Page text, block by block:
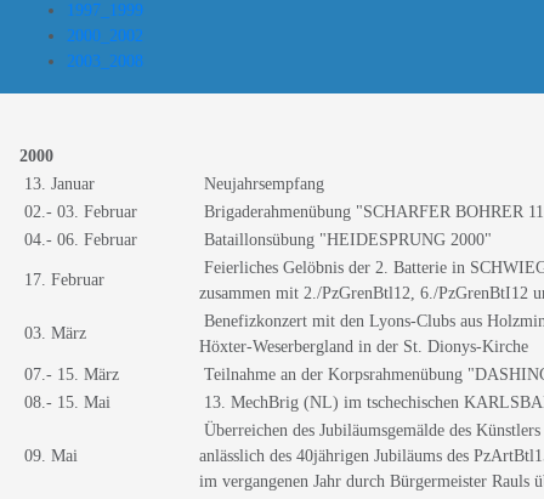
1997_1999
2000_2002
2003_2008
2000
13. Januar
Neujahrsempfang
02.- 03. Februar
Brigaderahmenübung "SCHARFER BOHRER
04.- 06. Februar
Bataillonsübung "HEIDESPRUNG 2000"
17. Februar
Feierliches Gelöbnis der 2. Batterie in
zusammen mit 2./PzGrenBtl12, 6./PzGrenBtI12
03. März
Benefizkonzert mit den Lyons-Clubs aus
Höxter-Weserbergland in der St. Dionys-Kirche
07.- 15. März
Teilnahme an der Korpsrahmenübung
08.- 15. Mai
13. MechBrig (NL) im tschechischen
09. Mai
Überreichen des Jubiläumsgemälde des
anlässlich des 40jährigen Jubiläums des
im vergangenen Jahr durch Bürgermeister Rauls